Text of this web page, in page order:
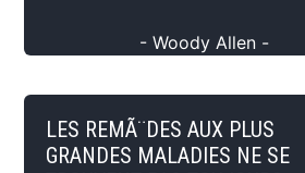
- Woody Allen -
LES REMÃ¨DES AUX PLUS
GRANDES MALADIES NE SE